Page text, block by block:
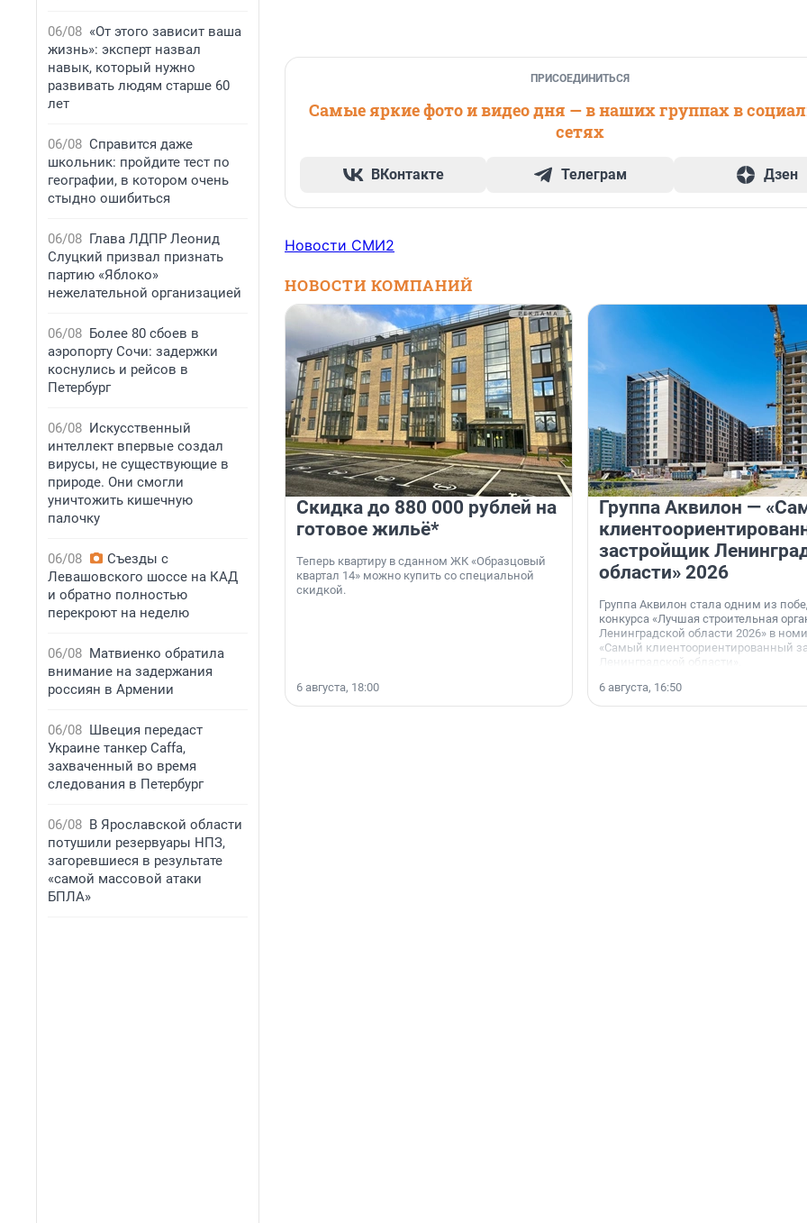
06/08 «От этого зависит ваша
жизнь»: эксперт назвал
навык, который нужно
развивать людям старше 60
лет
06/08 Справится даже
школьник: пройдите тест по
географии, в котором очень
стыдно ошибиться
06/08 Глава ЛДПР Леонид
Слуцкий призвал признать
партию «Яблоко»
нежелательной организацией
06/08 Более 80 сбоев в
аэропорту Сочи: задержки
коснулись и рейсов в
Петербург
06/08 Искусственный
интеллект впервые создал
вирусы, не существующие в
природе. Они смогли
уничтожить кишечную
палочку
06/08
Съезды с
Левашовского шоссе на КАД
и обратно полностью
перекроют на неделю
06/08 Матвиенко обратила
внимание на задержания
россиян в Армении
06/08 Швеция передаст
Украине танкер Caffa,
захваченный во время
следования в Петербург
06/08 В Ярославской области
потушили резервуары НПЗ,
загоревшиеся в результате
«самой массовой атаки
БПЛА»
ПРИСОЕДИНИТЬСЯ
Самые яркие фото и видео дня — в наших группах в
сетях
ВКонтакте Телеграм Дзен
Новости СМИ2
НОВОСТИ КОМПАНИЙ
Скидка до 880 000 рублей на
готовое жильё*
Теперь квартиру в сданном ЖК «Образцовый
квартал 14» можно купить со специальной
скидкой.
6 августа, 18:00
Группа Аквилон —
застройщик
области» 2026
Группа Аквилон стала одним из
конкурса «Лучшая строительная
Ленинградской области 2026» в
«Самый клиентоориентированный
Ленинградской области».
6 августа, 16:50